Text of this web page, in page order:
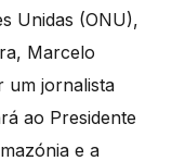
Unidas (ONU),
Marcelo
um jornalista
ao Presidente
e a